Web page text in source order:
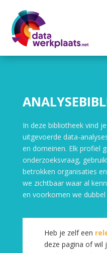
In deze bibliotheek vind
uitgevoerde data-
en domeinen. Elk profiel
onderzoeksvraag,
betrokken organisaties
we zichtbaar waar al
en voorkomen we dubbel
Heb je zelf een
deze pagina of wil